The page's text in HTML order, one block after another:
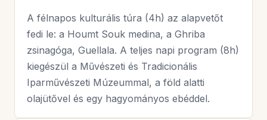
A félnapos kulturális túra (4h) az alapvetőt
fedi le: a Houmt Souk medina, a Ghriba
zsinagóga, Guellala. A teljes napi program (8h)
kiegészül a Művészeti és Tradicionális
Iparművészeti Múzeummal, a föld alatti
olajütővel és egy hagyományos ebéddel.